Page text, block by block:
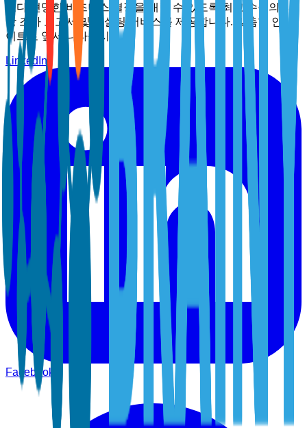
보다 현명한 비즈니스 결정을 내릴 수 있도록 최고 수준의 시
장 조사 보고서 및 컨설팅 서비스를 제공합니다. 맞춤형 인사
이트로 앞서 나타십시오.
LinkedIn
Facebook